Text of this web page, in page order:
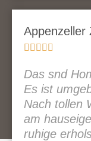
Appenzeller
    
Das snd
Es ist
Nach tollen
am
ruhige